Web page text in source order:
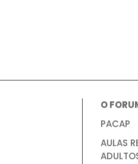
O
PACAP
AULAS